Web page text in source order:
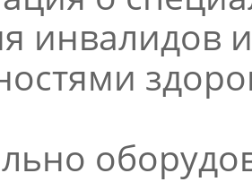
инвалидов